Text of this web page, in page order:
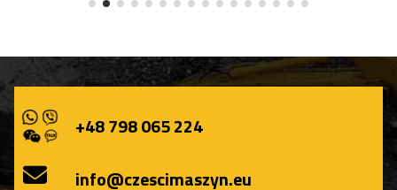
+48 798 065 224
info@czescimaszyn.eu